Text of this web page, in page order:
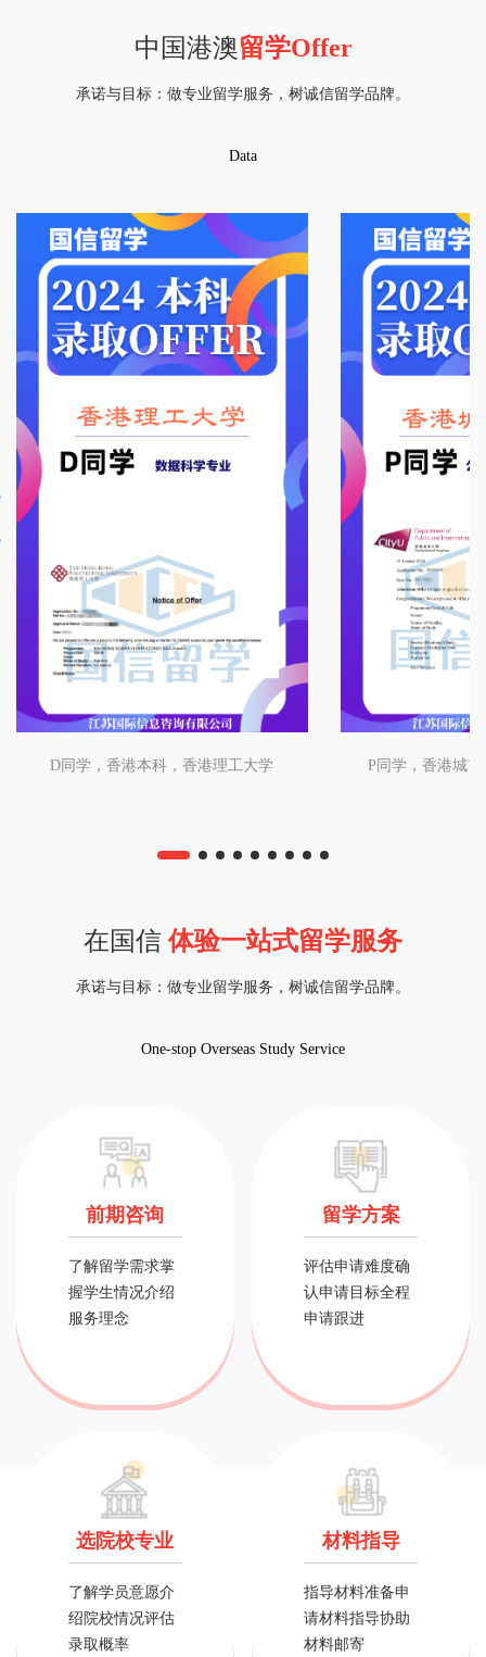
中国港澳留学Offer
承诺与目标：做专业留学服务，树诚信留学品牌。
Data
D同学，香港本科，香港理工大学 P同学，香港城
在国信体验一站式留学服务
承诺与目标：做专业留学服务，树诚信留学品牌。
One-stop Overseas Study Service
前期咨询
了解留学需求掌
握学生情况介绍
服务理念
留学方案
评估申请难度确
认申请目标全程
申请跟进
选院校专业
了解学员意愿介
绍院校情况评估
录取概率
材料指导
指导材料准备申
请材料指导协助
材料邮寄